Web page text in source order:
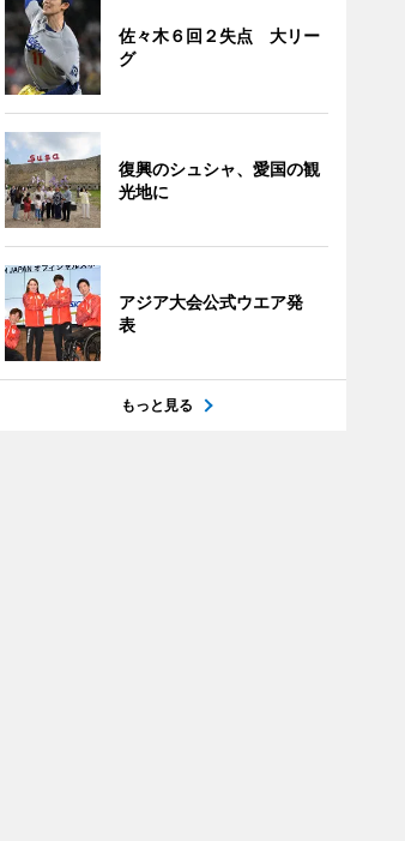
佐々木６回２失点 大リー
グ
復興のシュシャ、愛国の観
光地に
アジア大会公式ウエア発
表
もっと見る